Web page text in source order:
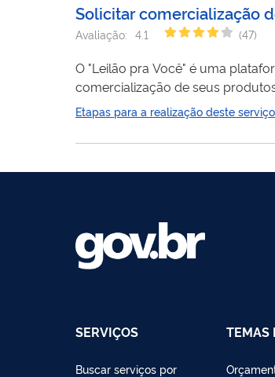
Solicitar comercialização
Avaliação: 4.1 (47)
O "Leilão pra Você" é uma
comercialização de seus produtos,
solicitante que demanda o
Etapas para a realização deste serviço
SERVIÇOS
Buscar serviços por
TEMAS